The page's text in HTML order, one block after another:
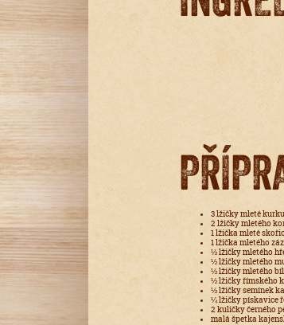
3 lžičky mleté
2 lžičky mletého
1 lžička mleté
1 lžička mletého
½ lžičky mletého
½ lžičky mletého
½ lžičky mletého
½ lžičky římského
½ lžičky semínek
¼ lžičky pískavice
2 kuličky černého
malá špetka